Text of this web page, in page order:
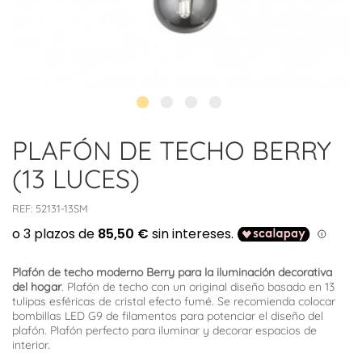
PLAFÓN DE TECHO BERRY
(13 LUCES)
REF: 52131-13SM
Plafón de techo moderno Berry para la iluminación decorativa
del hogar. Plafón de techo con un original diseño basado en 13
tulipas esféricas de cristal efecto fumé. Se recomienda colocar
bombillas LED G9 de filamentos para potenciar el diseño del
plafón. Plafón perfecto para iluminar y decorar espacios de
interior.